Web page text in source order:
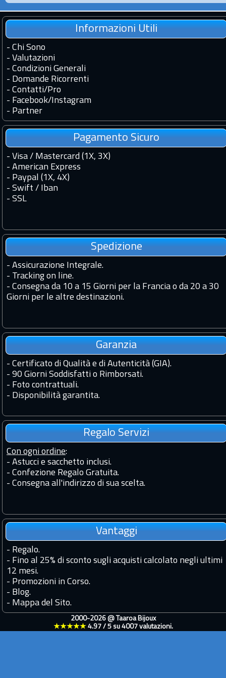
Informazioni Utili
- Chi Sono
- Valutazioni
- Condizioni Generali
- Domande Ricorrenti
- Contatti/Pro
- Facebook/Instagram
- Partner
Pagamento Sicuro
- Visa / Mastercard (1X, 3X)
- American Express
- Paypal (1X, 4X)
- Swift / Iban
- SSL
Spedizione
- Assicurazione Integrale.
- Tracking on line.
- Consegna da 10 a 15 Giorni per la Francia o da 20 a 30
Giorni per le altre destinazioni.
Garanzia
- Certificato di Qualità e di Autenticità (GIA).
- 90 Giorni Soddisfatti o Rimborsati.
- Foto contrattuali.
- Disponibilità garantita.
Regalo Servizi
Con ogni ordine:
- Astucci e sacchetto inclusi.
- Confezione Regalo Gratuita.
- Consegna all'indirizzo di sua scelta.
Vantaggi
- Regalo.
- Fino al 25% di sconto sugli acquisti calcolato negli ultimi
12 mesi.
- Promozioni in Corso.
- Blog.
- Mappa del Sito.
2000-2026 @ Taaroa Bijoux
★★★★★ 4.97/ 5su 4007valutazioni.